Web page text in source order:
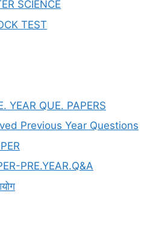
SCIENCE
TEST
YEAR QUE. PAPERS
Previous Year Questions
PRE.YEAR.Q&A